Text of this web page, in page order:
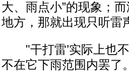
大、雨点小”的现象；
地方，那就出现只听雷
"干打雷’实际上也不
不在它下雨范围内罢了